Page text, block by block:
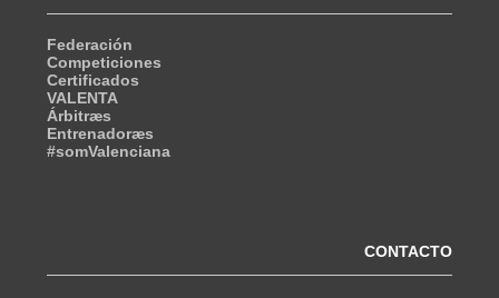
Federación
Competiciones
Certificados
VALENTA
Árbitræs
Entrenadoræs
#somValenciana
CONTACTO